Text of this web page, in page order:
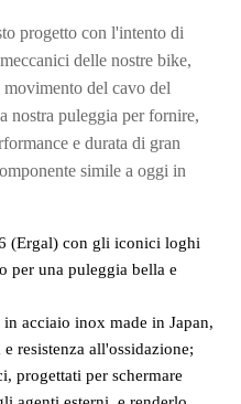
progetto con l'intento di
delle nostre bike,
del cavo del
nostra puleggia per fornire,
e durata di gran
simile a oggi in
(Ergal) con gli iconici loghi
per una puleggia bella e
acciaio inox made in Japan,
resistenza all'ossidazione;
progettati per schermare